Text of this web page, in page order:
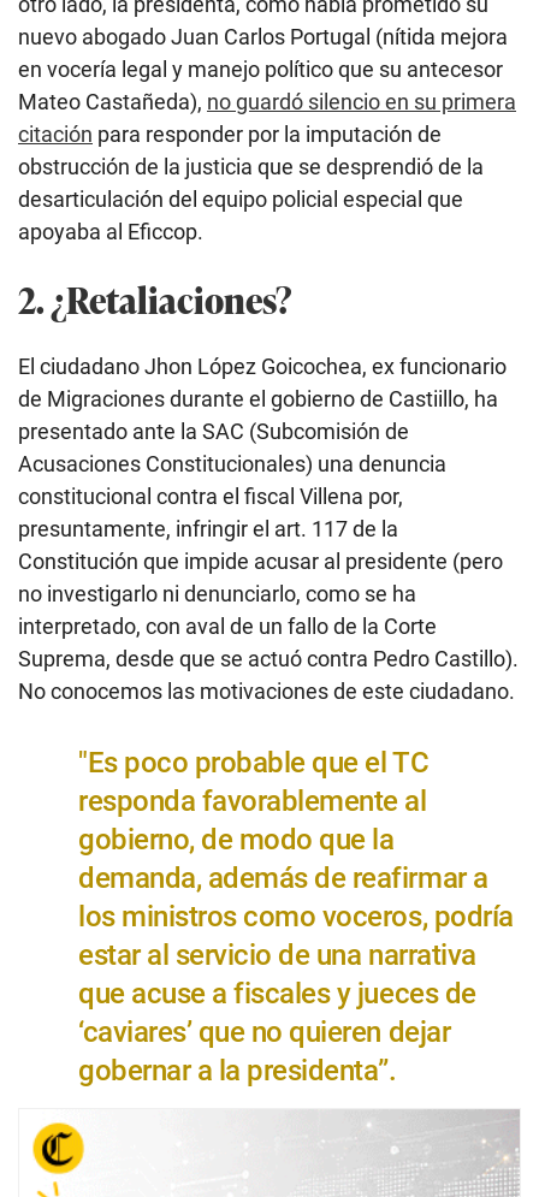
nuevo abogado Juan Carlos Portugal (nítida mejora
en vocería legal y manejo político que su antecesor
Mateo Castañeda), no guardó silencio en su primera
citación para responder por la imputación de
obstrucción de la justicia que se desprendió de la
desarticulación del equipo policial especial que
apoyaba al Eficcop.
2. ¿Retaliaciones?
El ciudadano Jhon López Goicochea, ex funcionario
de Migraciones durante el gobierno de Castiillo, ha
presentado ante la SAC (Subcomisión de
Acusaciones Constitucionales) una denuncia
constitucional contra el fiscal Villena por,
presuntamente, infringir el art. 117 de la
Constitución que impide acusar al presidente (pero
no investigarlo ni denunciarlo, como se ha
interpretado, con aval de un fallo de la Corte
Suprema, desde que se actuó contra Pedro Castillo).
No conocemos las motivaciones de este ciudadano.
"Es poco probable que el TC
responda favorablemente al
gobierno, de modo que la
demanda, además de reafirmar a
los ministros como voceros, podría
estar al servicio de una narrativa
que acuse a fiscales y jueces de
‘caviares’ que no quieren dejar
gobernar a la presidenta”.